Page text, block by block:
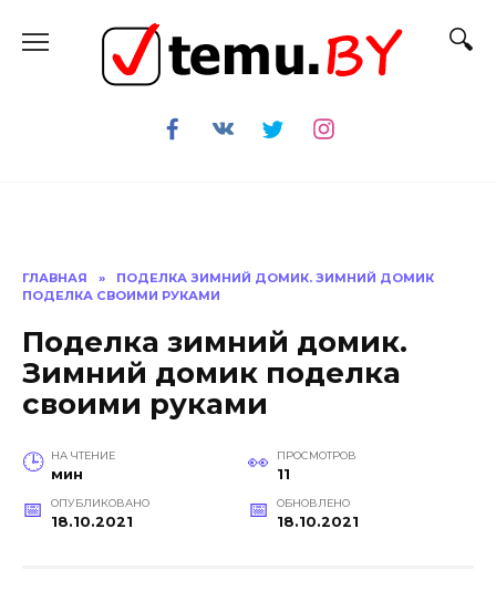
содержанию
ГЛАВНАЯ »
ПОДЕЛКА ЗИМНИЙ ДОМИК. ЗИМНИЙ ДОМИК
ПОДЕЛКА СВОИМИ РУКАМИ
Поделка зимний домик.
Зимний домик поделка
своими руками
НА ЧТЕНИЕ
мин
ПРОСМОТРОВ
11
ОПУБЛИКОВАНО
18.10.2021
ОБНОВЛЕНО
18.10.2021